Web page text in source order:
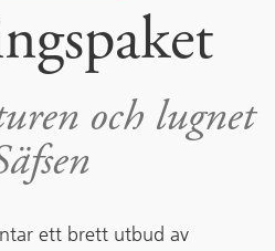
och lugnet
ett brett utbud av